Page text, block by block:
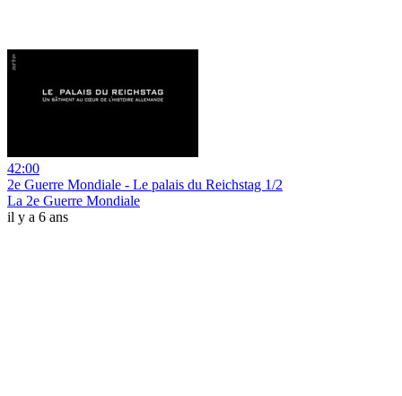
42:00
2e Guerre Mondiale - Le palais du Reichstag 1/2
La 2e Guerre Mondiale
il y a 6 ans